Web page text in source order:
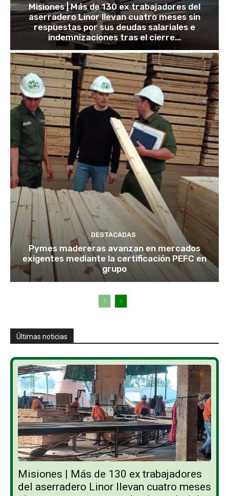
Misiones | Más de 130 ex trabajadores del
aserradero Linor llevan cuatro meses sin
respuestas por sus deudas salariales e
indemnizaciones tras el cierre...
DESTACADAS
Pymes madereras avanzan en mercados
exigentes mediante la certificación PEFC en
grupo
Últimas noticias
Misiones | Más de 130 ex trabajadores
del aserradero Linor llevan cuatro meses